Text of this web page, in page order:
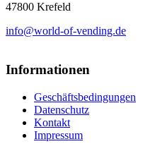
47800 Krefeld
info@world-of-vending.de
Informationen
Geschäftsbedingungen
Datenschutz
Kontakt
Impressum